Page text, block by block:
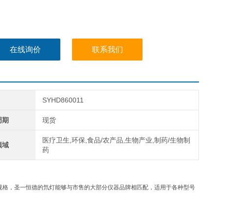
在线询价 联系我们
SYHD860011
现货
域
医疗卫生,环保,食品/农产品,生物产业,制药/生物制
药
，圣一恒德的氘灯能够与市售的大部分仪器品牌相匹配，适用于各种型号